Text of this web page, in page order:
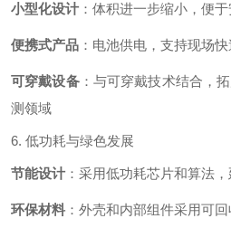
小型化设计 ：体积进一步缩小，便
便携式产品 ：电池供电，支持现场
可穿戴设备：与可穿戴技术结合，
测领域
6. 低功耗与绿色发展
节能设计 ：采用低功耗芯片和算法
环保材料 ：外壳和内部组件采用可